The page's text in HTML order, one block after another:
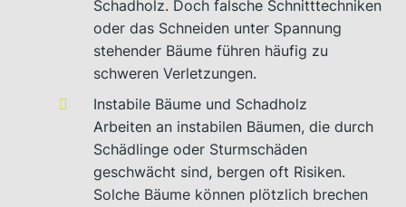
Schadholz. Doch falsche Schnitttechniken
oder das Schneiden unter Spannung
stehender Bäume führen häufig zu
schweren Verletzungen.
Instabile Bäume und Schadholz
Arbeiten an instabilen Bäumen, die durch
Schädlinge oder Sturmschäden
geschwächt sind, bergen oft Risiken.
Solche Bäume können plötzlich brechen